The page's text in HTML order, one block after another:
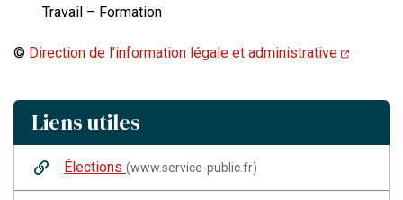
Travail – Formation
© Direction de l’information légale et administrative
Liens utiles
Élections (www.service-public.fr)